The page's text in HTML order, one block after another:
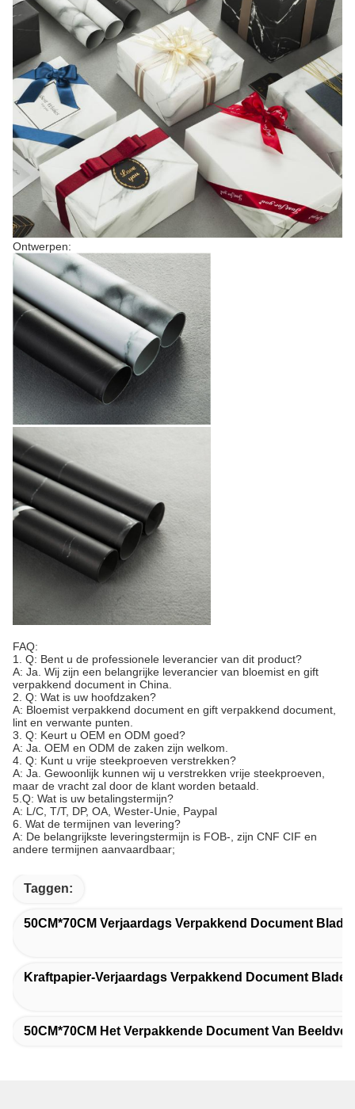
Ontwerpen:
FAQ:
1. Q: Bent u de professionele leverancier van dit product?
A: Ja. Wij zijn een belangrijke leverancier van bloemist en gift
verpakkend document in China.
2. Q: Wat is uw hoofdzaken?
A: Bloemist verpakkend document en gift verpakkend document,
lint en verwante punten.
3. Q: Keurt u OEM en ODM goed?
A: Ja. OEM en ODM de zaken zijn welkom.
4. Q: Kunt u vrije steekproeven verstrekken?
A: Ja. Gewoonlijk kunnen wij u verstrekken vrije steekproeven,
maar de vracht zal door de klant worden betaald.
5.Q: Wat is uw betalingstermijn?
A: L/C, T/T, DP, OA, Wester-Unie, Paypal
6. Wat de termijnen van levering?
A: De belangrijkste leveringstermijn is FOB-, zijn CNF CIF en
andere termijnen aanvaardbaar;
Taggen:
50CM*70CM Verjaardags Verpakkend Document
Kraftpapier-Verjaardags Verpakkend Document Bladen
50CM*70CM Het Verpakkende Document Van